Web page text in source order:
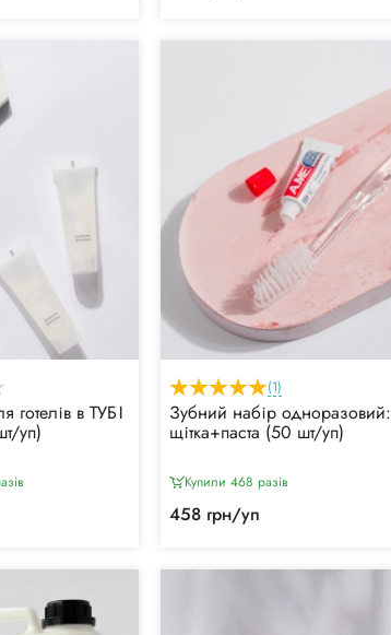
в ТУБІ
уп)
(1)
Зубний набір одноразовий:
щітка+паста (50 шт/уп)
Купили 468 разiв
458 грн/уп